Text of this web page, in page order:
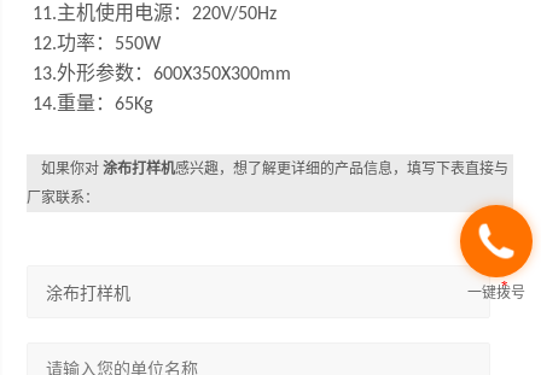
11.主机使用电源： 220V/50Hz
12.功率： 550W
13.外形参数：600X350X300mm
14.重量：65Kg
如果你对涂布打样机感兴趣，想了解更详细的产品信息，填写下表直接与
厂家联系：
一键拨号